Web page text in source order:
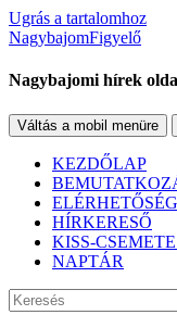
Ugrás a tartalomhoz
NagybajomFigyelő
Nagybajomi hírek
Váltás a mobil menüre
KEZDŐLAP
ELÉRHETŐSÉG
HÍRKERESŐ
KISS-
NAPTÁR